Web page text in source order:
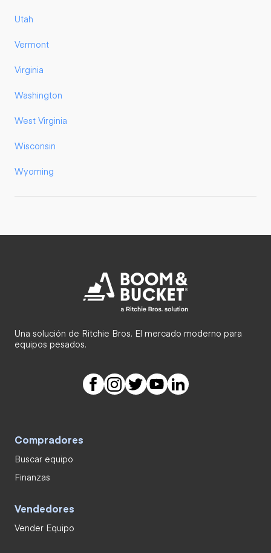
Utah
Vermont
Virginia
Washington
West Virginia
Wisconsin
Wyoming
Una solución de Ritchie Bros. El mercado moderno para
equipos pesados.
Compradores
Buscar equipo
Finanzas
Vendedores
Vender Equipo